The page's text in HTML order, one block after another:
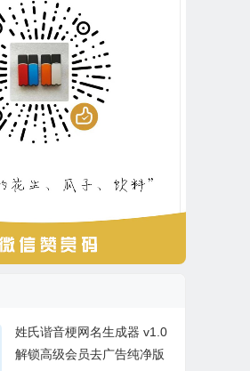
姓氏谐音梗网名生成器 v1.0
解锁高级会员去广告纯净版